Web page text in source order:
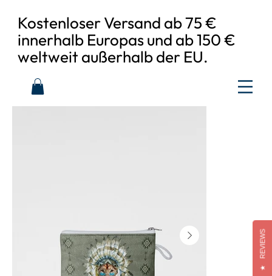
Kostenloser Versand ab 75 €
innerhalb Europas und ab 150 €
weltweit außerhalb der EU.
★
REVIEWS